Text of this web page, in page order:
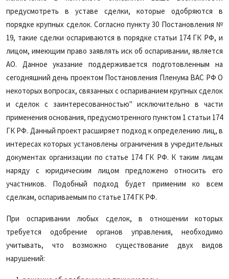
предусмотреть в уставе сделки, которые одобряются в
порядке крупных сделок. Согласно пункту 30 Постановления №
19, такие сделки оспариваются в порядке статьи 174 ГК РФ, и
лицом, имеющим право заявлять иск об оспаривании, является
АО. Данное указание поддерживается подготовленным на
сегодняшний день проектом Постановления Пленума ВАС РФ О
некоторых вопросах, связанных с оспариванием крупных сделок
и сделок с заинтересованностью" исключительно в части
применения основания, предусмотренного пунктом 1 статьи 174
ГК РФ. Данный проект расширяет подход к определению лиц, в
интересах которых установлены ограничения в учредительных
документах организации по статье 174 ГК РФ. К таким лицам
наряду с юридическим лицом предложено относить его
участников. Подобный подход будет применим ко всем
сделкам, оспариваемым по статье 174 ГК РФ.
При оспаривании любых сделок, в отношении которых
требуется одобрение органов управления, необходимо
учитывать, что возможно существование двух видов
нарушений: